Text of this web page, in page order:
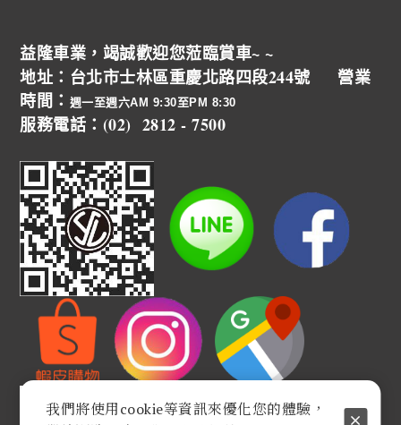
益隆車業，竭誠歡迎您蒞臨賞車~ ~
地址：台北市士林區重慶北路四段244號 營業
時間： 週一至週六AM 9:30至PM 8:30
服務電話：(02) 2812 - 7500
我們將使用cookie等資訊來優化您的體驗，